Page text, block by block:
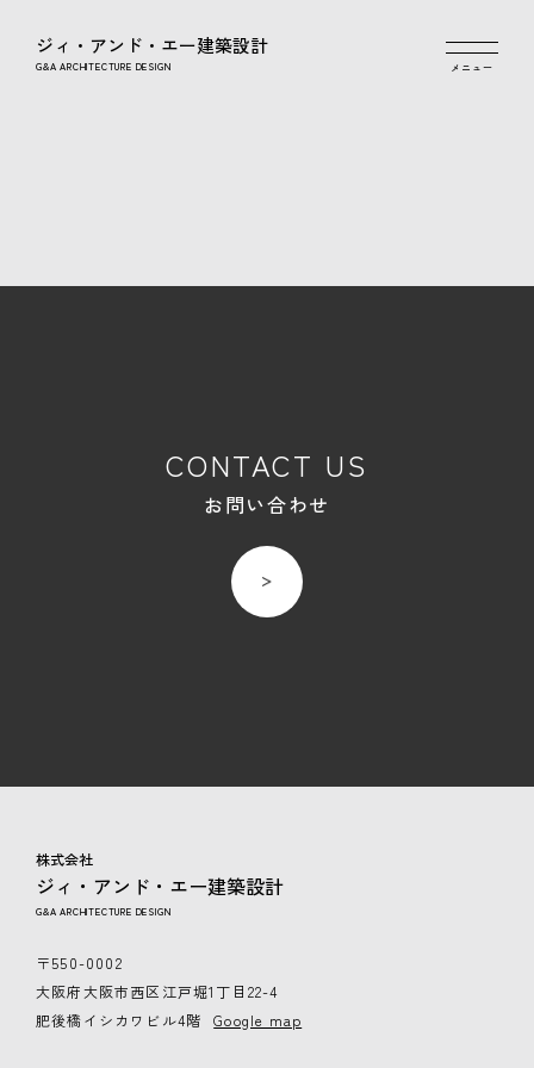
ジィ・アンド・エー建築設計
G&A ARCHITECTURE DESIGN
CONTACT US
お問い合わせ
G&A ARCHITECTURE DESIGN
ジィ・アンド・エー建築設計
株式会社
〒550-0002
大阪府大阪市西区江戸堀1丁目22-4
肥後橋イシカワビル4階
Google map